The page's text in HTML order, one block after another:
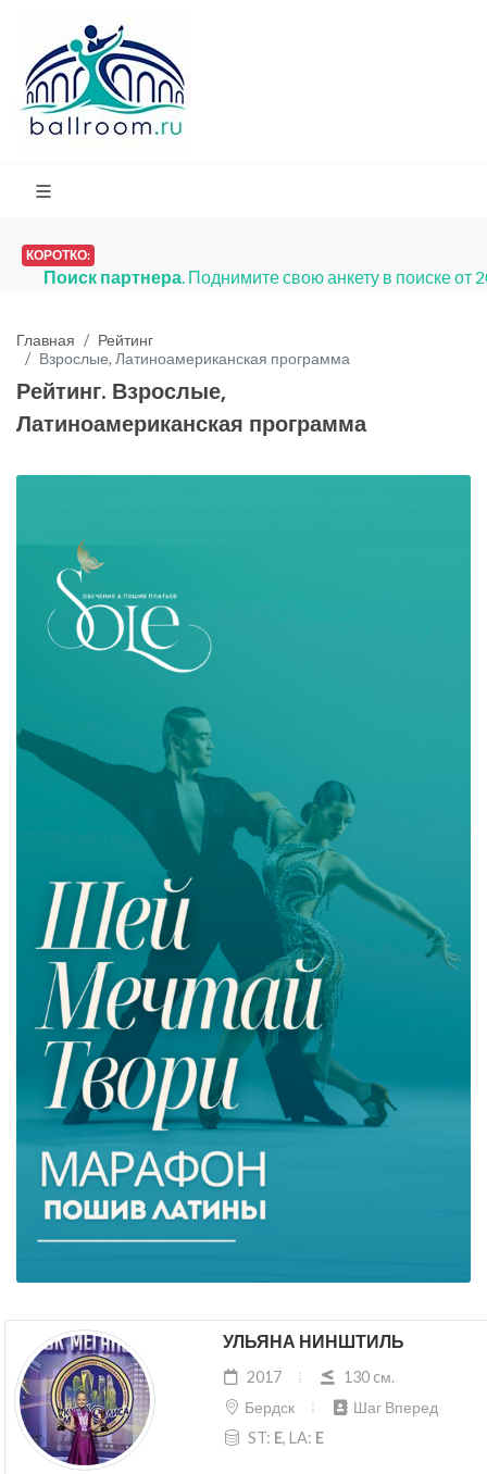
КОРОТКО:
Поиск партнера. Поднимите свою анкету в поиске от
Главная
Рейтинг
Взрослые, Латиноамериканская программа
Рейтинг. Взрослые,
Латиноамериканская программа
УЛЬЯНА НИНШТИЛЬ
2017
130 cм.
Бердск
Шаг Вперед
ST: E, LA: E